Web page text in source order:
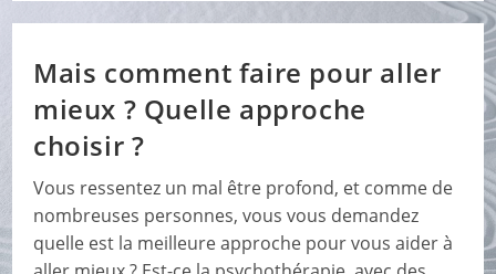
Gratuite
Mais comment faire pour aller
mieux ? Quelle approche
choisir ?
Vous ressentez un mal être profond, et comme de
nombreuses personnes, vous vous demandez
quelle est la meilleure approche pour vous aider à